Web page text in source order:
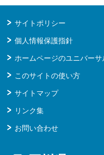
サイトポリシー
個人情報保護指針
ホームページのユニバー
このサイトの使い方
サイトマップ
リンク集
お問い合わせ